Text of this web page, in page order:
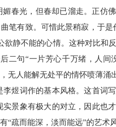
春光，但春却已溜走。正仿
笔有致。可惜此景稍寂，于是
静不能的心情。这种对比和
二句“一片芳心千万绪，人间
无人能解无处平的情怀喷薄涌
煜词作的基本风格。这首词
景象有极大的对立，因此也
疏而能深，淡而能远”的艺术风